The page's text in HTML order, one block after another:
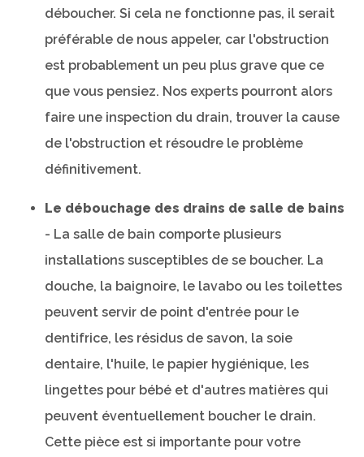
déboucher. Si cela ne fonctionne pas, il serait
préférable de nous appeler, car l'obstruction
est probablement un peu plus grave que ce
que vous pensiez. Nos experts pourront alors
faire une inspection du drain, trouver la cause
de l'obstruction et résoudre le problème
définitivement.
Le débouchage des drains de salle de bains
- La salle de bain comporte plusieurs
installations susceptibles de se boucher. La
douche, la baignoire, le lavabo ou les toilettes
peuvent servir de point d'entrée pour le
dentifrice, les résidus de savon, la soie
dentaire, l'huile, le papier hygiénique, les
lingettes pour bébé et d'autres matières qui
peuvent éventuellement boucher le drain.
Cette pièce est si importante pour votre